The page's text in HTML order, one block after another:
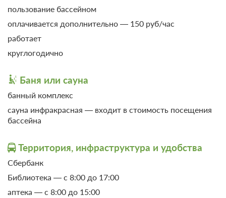
Эконом 3 местный корпус 3
Санаторно-курортное лечение
В стоимость входит:
Трехразовое питание (диетическое)
склеродермия
Заболевания мочеполовой системы
мочекаменная болезнь
оксалатурия
фосфатурия
хронический пиелит, пиелонефрит в фазе ремиссии
цистит хронический
Заболевания нервной системы
Заболевания вегетативной нервной системы:
пользование бассейном
оплачивается дополнительно — 150 руб/час
работает
круглогодично
Баня или сауна
банный комплекс
сауна инфракрасная — входит в стоимость посещения
бассейна
Территория, инфраструктура и удобства
Сбербанк
Библиотека — с 8:00 до 17:00
аптека — с 8:00 до 15:00